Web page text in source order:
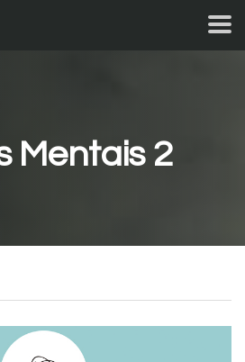
Mentais 2